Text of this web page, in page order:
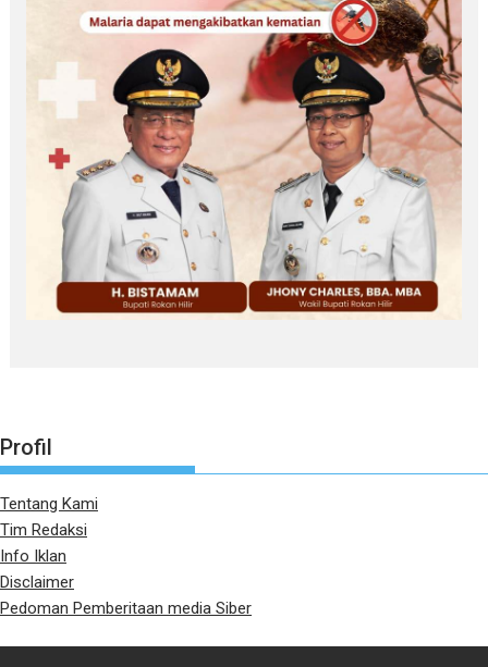
Profil
Tentang Kami
Tim Redaksi
Info Iklan
Disclaimer
Pedoman Pemberitaan media Siber